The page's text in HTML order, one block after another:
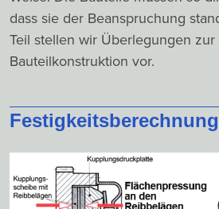
dass sie der Beanspruchung
Teil stellen wir Überlegungen
Bauteilkonstruktion vor.